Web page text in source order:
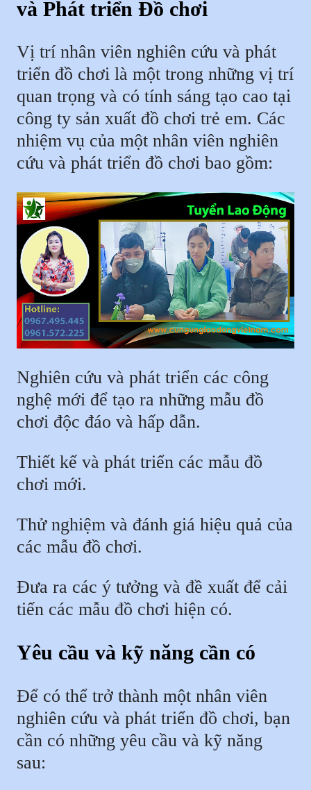
và Phát triển Đồ chơi
Vị trí nhân viên nghiên cứu và phát
triển đồ chơi là một trong những vị trí
quan trọng và có tính sáng tạo cao tại
công ty sản xuất đồ chơi trẻ em. Các
nhiệm vụ của một nhân viên nghiên
cứu và phát triển đồ chơi bao gồm:
Nghiên cứu và phát triển các công
nghệ mới để tạo ra những mẫu đồ
chơi độc đáo và hấp dẫn.
Thiết kế và phát triển các mẫu đồ
chơi mới.
Thử nghiệm và đánh giá hiệu quả của
các mẫu đồ chơi.
Đưa ra các ý tưởng và đề xuất để cải
tiến các mẫu đồ chơi hiện có.
Yêu cầu và kỹ năng cần có
Để có thể trở thành một nhân viên
nghiên cứu và phát triển đồ chơi, bạn
cần có những yêu cầu và kỹ năng
sau: